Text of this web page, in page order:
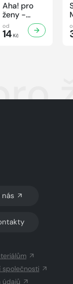
Aha! pro
ženy -
32/2026
od
14Kč
TMAVÝ REŽIM
nás
společnosti
údajů